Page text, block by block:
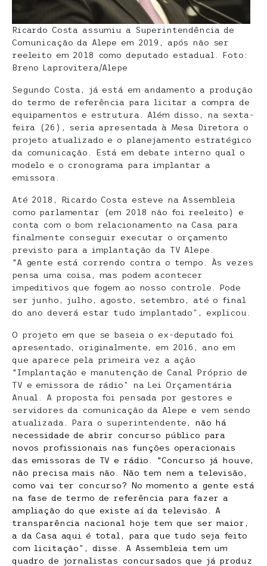
Ricardo Costa assumiu a Superintendência de
Comunicação da Alepe em 2019, após não ser
reeleito em 2018 como deputado estadual. Foto:
Breno Laprovitera/Alepe
Segundo Costa, já está em andamento a produção
do termo de referência para licitar a compra de
equipamentos e estrutura. Além disso, na sexta-
feira (26), seria apresentada à Mesa Diretora o
projeto atualizado e o planejamento estratégico
da comunicação. Está em debate interno qual o
modelo e o cronograma para implantar a
emissora.
Até 2018, Ricardo Costa esteve na Assembleia
como parlamentar (em 2018 não foi reeleito) e
conta com o bom relacionamento na Casa para
finalmente conseguir executar o orçamento
previsto para a implantação da TV Alepe.
“A gente está correndo contra o tempo. Às vezes
pensa uma coisa, mas podem acontecer
impeditivos que fogem ao nosso controle. Pode
ser junho, julho, agosto, setembro, até o final
do ano deverá estar tudo implantado”, explicou.
O projeto em que se baseia o ex-deputado foi
apresentado, originalmente, em 2016, ano em
que aparece pela primeira vez a ação
“Implantação e manutenção de Canal Próprio de
TV e emissora de rádio” na Lei Orçamentária
Anual. A proposta foi pensada por gestores e
servidores da comunicação da Alepe e vem sendo
atualizada. Para o superintendente, não há
necessidade de abrir concurso público para
novos profissionais nas funções operacionais
das emissoras de TV e rádio. “Concurso já houve,
não precisa mais não. Não tem nem a televisão,
como vai ter concurso? No momento a gente está
na fase de termo de referência para fazer a
ampliação do que existe aí da televisão. A
transparência nacional hoje tem que ser maior,
a da Casa aqui é total, para que tudo seja feito
com licitação”, disse. A Assembleia tem um
quadro de jornalistas concursados que já produz